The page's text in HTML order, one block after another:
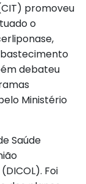
promoveu
o
debateu
Ministério
Saúde
Foi